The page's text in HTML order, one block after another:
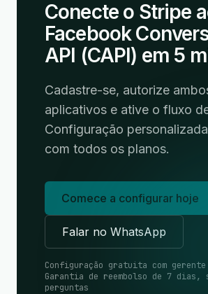
Conecte o Stripe
Facebook
API (CAPI) em 5
Cadastre-se, autorize
aplicativos e ative o fluxo
Configuração
com todos os planos.
Comece a configurar hoje
Falar no WhatsApp
Configuração gratuita com
Garantia de reembolso de 7 dias,
perguntas